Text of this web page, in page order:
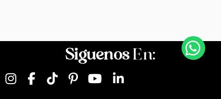
SiguenosEn: